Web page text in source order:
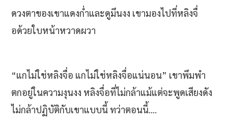
ดวงตาของเขาแดงก่ำและดูมึนงง เขามองไปที่หลิงจื่
อด้วยใบหน้าหวาดผวา
“แกไม่ใช่หลิงจื่อ แกไม่ใช่หลิงจื่อแน่นอน” เขาพึมพำ
ตกอยู่ในความงุนงง หลิงจื่อที่ไม่กล้าแม้แต่จะพูดเสียงดัง
ไม่กล้าปฏิบัติกับเขาแบบนี้ ทว่าตอนนี้....